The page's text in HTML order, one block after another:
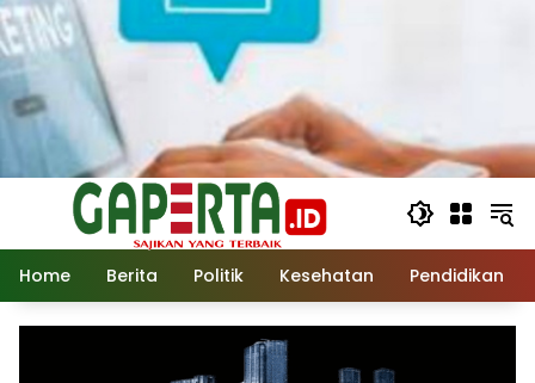
Home Berita Politik Kesehatan Pendidikan